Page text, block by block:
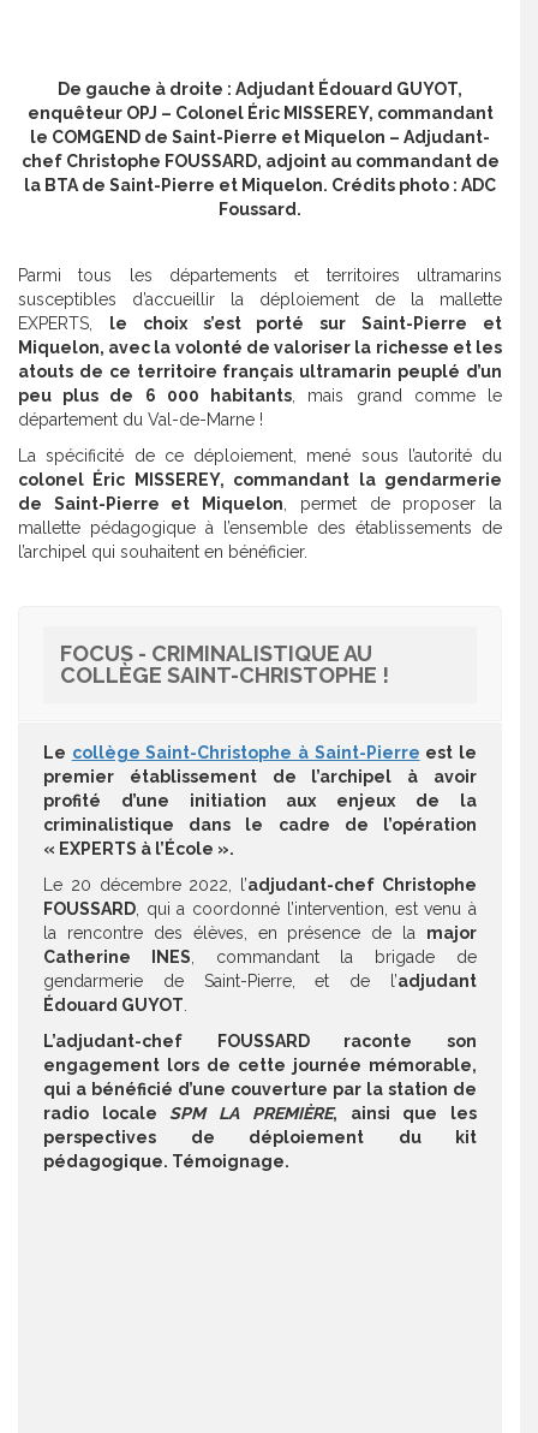
De gauche à droite : Adjudant Édouard GUYOT,
enquêteur OPJ – Colonel Éric MISSEREY, commandant
le COMGEND de Saint-Pierre et Miquelon – Adjudant-
chef Christophe FOUSSARD, adjoint au commandant de
la BTA de Saint-Pierre et Miquelon. Crédits photo : ADC
Foussard.
Parmi tous les départements et territoires ultramarins
susceptibles d’accueillir la déploiement de la mallette
EXPERTS, le choix s’est porté sur Saint-Pierre et
Miquelon, avec la volonté de valoriser la richesse et les
atouts de ce territoire français ultramarin peuplé d’un
peu plus de 6 000 habitants, mais grand comme le
département du Val-de-Marne !
La spécificité de ce déploiement, mené sous l’autorité du
colonel Éric MISSEREY, commandant la gendarmerie
de Saint-Pierre et Miquelon, permet de proposer la
mallette pédagogique à l’ensemble des établissements de
l’archipel qui souhaitent en bénéficier.
FOCUS - CRIMINALISTIQUE AU
COLLÈGE SAINT-CHRISTOPHE !
Le collège Saint-Christophe à Saint-Pierre est le
premier établissement de l’archipel à avoir
profité d’une initiation aux enjeux de la
criminalistique dans le cadre de l’opération
« EXPERTS à l’École ».
Le 20 décembre 2022, l’adjudant-chef Christophe
FOUSSARD, qui a coordonné l’intervention, est venu à
la rencontre des élèves, en présence de la major
Catherine INES, commandant la brigade de
gendarmerie de Saint-Pierre, et de l’adjudant
Édouard GUYOT.
L’adjudant-chef FOUSSARD raconte son
engagement lors de cette journée mémorable,
qui a bénéficié d’une couverture par la station de
radio localeSPM LA PREMIÈRE, ainsi que les
perspectives de déploiement du kit
pédagogique. Témoignage.